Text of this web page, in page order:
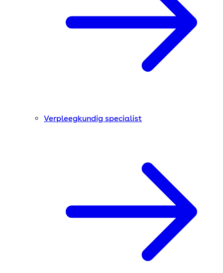
Verpleegkundig specialist